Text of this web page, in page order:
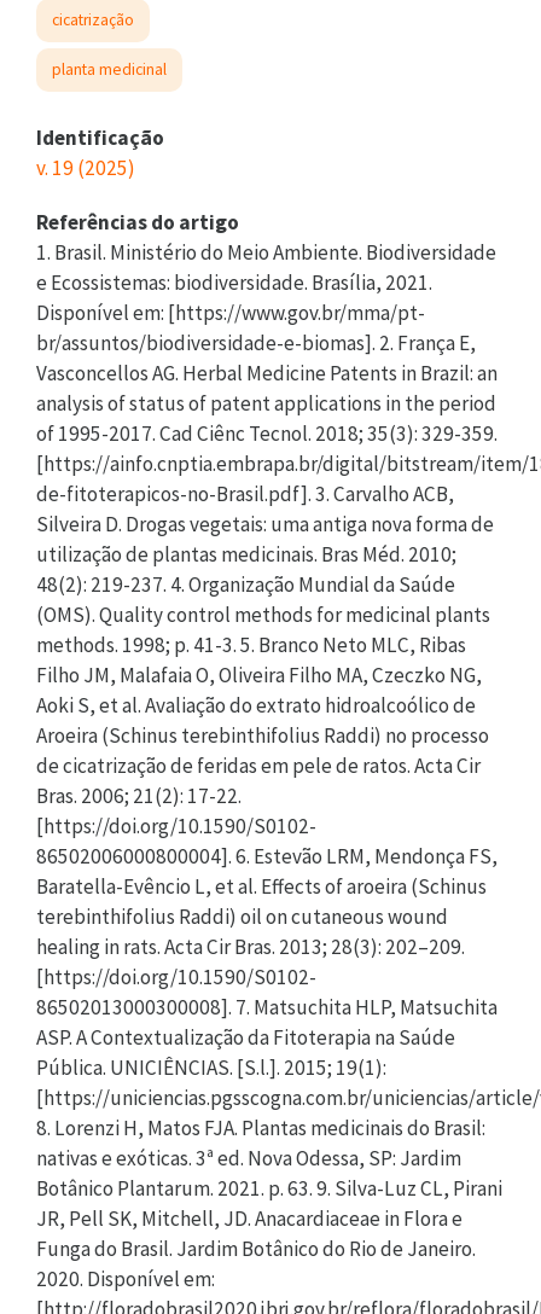
cicatrização
planta medicinal
Identificação
v. 19 (2025)
Referências do artigo
1. Brasil. Ministério do Meio Ambiente. Biodiversidade
e Ecossistemas: biodiversidade. Brasília, 2021.
Disponível em: [https://www.gov.br/mma/pt-
br/assuntos/biodiversidade-e-biomas]. 2. França E,
Vasconcellos AG. Herbal Medicine Patents in Brazil: an
analysis of status of patent applications in the period
of 1995-2017. Cad Ciênc Tecnol. 2018; 35(3): 329-359.
[https://ainfo.cnptia.embrapa.br/digital/bitstream/item/
de-fitoterapicos-no-Brasil.pdf]. 3. Carvalho ACB,
Silveira D. Drogas vegetais: uma antiga nova forma de
utilização de plantas medicinais. Bras Méd. 2010;
48(2): 219-237. 4. Organização Mundial da Saúde
(OMS). Quality control methods for medicinal plants
methods. 1998; p. 41-3. 5. Branco Neto MLC, Ribas
Filho JM, Malafaia O, Oliveira Filho MA, Czeczko NG,
Aoki S, et al. Avaliação do extrato hidroalcoólico de
Aroeira (Schinus terebinthifolius Raddi) no processo
de cicatrização de feridas em pele de ratos. Acta Cir
Bras. 2006; 21(2): 17-22.
[https://doi.org/10.1590/S0102-
86502006000800004]. 6. Estevão LRM, Mendonça FS,
Baratella-Evêncio L, et al. Effects of aroeira (Schinus
terebinthifolius Raddi) oil on cutaneous wound
healing in rats. Acta Cir Bras. 2013; 28(3): 202–209.
[https://doi.org/10.1590/S0102-
86502013000300008]. 7. Matsuchita HLP, Matsuchita
ASP. A Contextualização da Fitoterapia na Saúde
Pública. UNICIÊNCIAS. [S.l.]. 2015; 19(1):
[https://uniciencias.pgsscogna.com.br/uniciencias/
8. Lorenzi H, Matos FJA. Plantas medicinais do Brasil:
nativas e exóticas. 3ª ed. Nova Odessa, SP: Jardim
Botânico Plantarum. 2021. p. 63. 9. Silva-Luz CL, Pirani
JR, Pell SK, Mitchell, JD. Anacardiaceae in Flora e
Funga do Brasil. Jardim Botânico do Rio de Janeiro.
2020. Disponível em: